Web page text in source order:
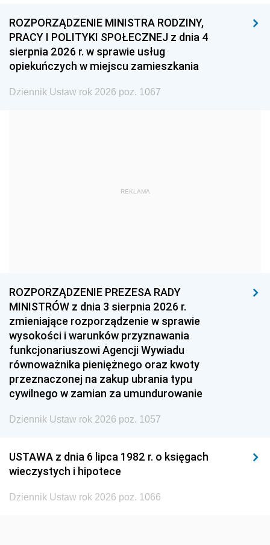
1993 1992 1991
1990 1989
1987 1986 1985
1984 1983
1957 1956
1954 1953
1951 1950
1948 1947
1945 1944 1939
1938 1937 1936
1935 1934
1929 1928 1927
ROZPORZĄDZENIE MINISTRA RODZINY,
PRACY I POLITYKI SPOŁECZNEJ z dnia 4
sierpnia 2026 r. w sprawie usług
opiekuńczych w miejscu zamieszkania
Dziennik Ustaw rok 2026 poz. 1067
REKLAMA
ROZPORZĄDZENIE PREZESA RADY
MINISTRÓW z dnia 3 sierpnia 2026 r.
zmieniające rozporządzenie w sprawie
wysokości i warunków przyznawania
funkcjonariuszowi Agencji Wywiadu
równoważnika pieniężnego oraz kwoty
przeznaczonej na zakup ubrania typu
cywilnego w zamian za umundurowanie
Dziennik Ustaw rok 2026 poz. 1057
USTAWA z dnia 6 lipca 1982 r. o księgach
wieczystych i hipotece
Dziennik Ustaw rok 2026 poz. 1066